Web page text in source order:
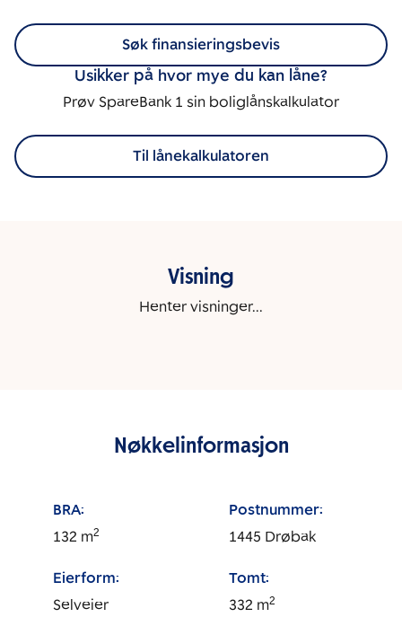
Søk finansieringsbevis
Usikker på hvor mye du kan låne?
Prøv SpareBank 1 sin boliglånskalkulator
Til lånekalkulatoren
Visning
Henter visninger...
Nøkkelinformasjon
BRA:
132 m2
Postnummer:
1445 Drøbak
Eierform:
Selveier
Tomt:
332 m2